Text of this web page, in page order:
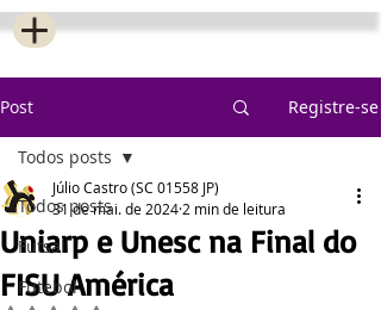
Post Registre-se
Todos posts
Futsal
Futebol
Todos posts
Uniarp e Unesc na Final do
FISU América
Júlio Castro (SC 01558 JP)
31 de mai. de 2024 2 min de leitura